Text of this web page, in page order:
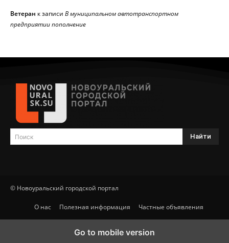
Ветеран к записи В муниципальном автотранспортном
предприятии пополнение
Поиск Найти
© Новоуральский городской портал
О нас Полезная информация Частные объявления
Go to mobile version